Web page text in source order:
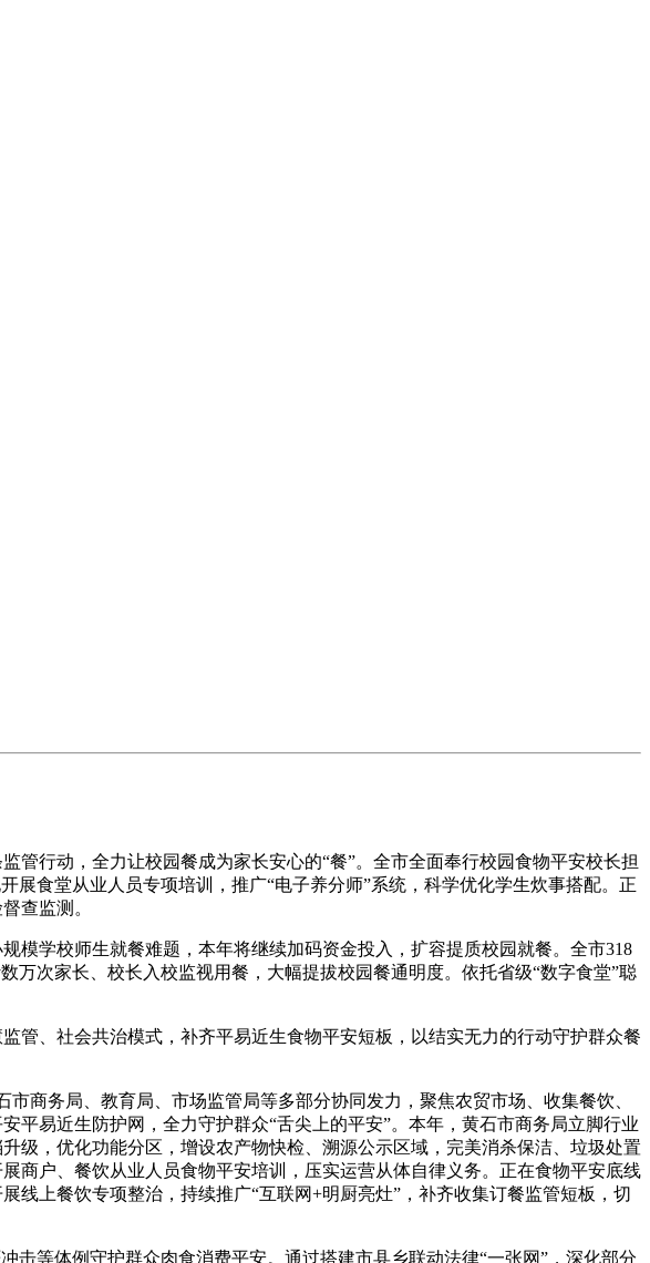
行动，全力让校园餐成为家长安心的“餐”。全市全面奉行校园食物平安校长担
食堂从业人员专项培训，推广“电子养分师”系统，科学优化学生炊事搭配。正
查监测。
学校师生就餐难题，本年将继续加码资金投入，扩容提质校园就餐。全市318
万次家长、校长入校监视用餐，大幅提拔校园餐通明度。依托省级“数字食堂”聪
、社会共治模式，补齐平易近生食物平安短板，以结实无力的行动守护群众餐
务局、教育局、市场监管局等多部分协同发力，聚焦农贸市场、收集餐饮、
易近生防护网，全力守护群众“舌尖上的平安”。本年，黄石市商务局立脚行业
级，优化功能分区，增设农产物快检、溯源公示区域，完美消杀保洁、垃圾处置
商户、餐饮从业人员食物平安培训，压实运营从体自律义务。正在食物平安底线
线上餐饮专项整治，持续推广“互联网+明厨亮灶”，补齐收集订餐监管短板，切
等体例守护群众肉食消费平安。通过搭建市县乡联动法律“一张网”，深化部分